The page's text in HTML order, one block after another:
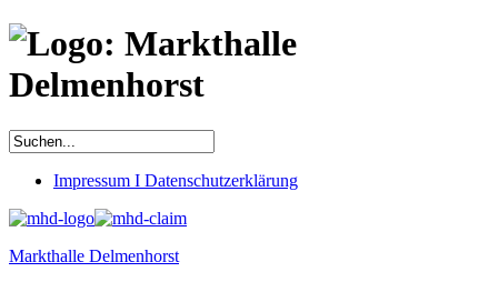
Impressum I Datenschutzerklärung
Markthalle Delmenhorst